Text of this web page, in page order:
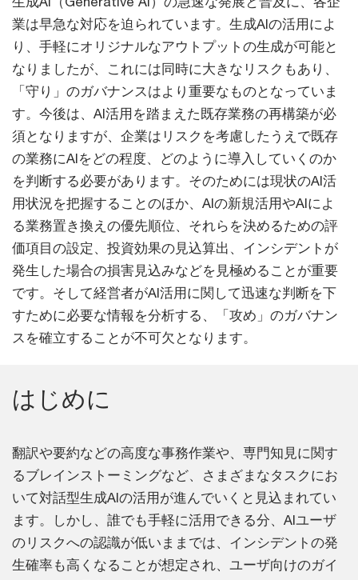
業は早急な対応を迫られています。生成AIの活用によ
り、手軽にオリジナルなアウトプットの生成が可能と
なりましたが、これには同時に大きなリスクもあり、
「守り」のガバナンスはより重要なものとなっていま
す。今後は、AI活用を踏まえた既存業務の再構築が必
須となりますが、企業はリスクを考慮したうえで既存
の業務にAIをどの程度、どのように導入していくのか
を判断する必要があります。そのためには現状のAI活
用状況を把握することのほか、AIの新規活用やAIによ
る業務置き換えの優先順位、それらを決めるための評
価項目の設定、投資効果の見込算出、インシデントが
発生した場合の損害見込みなどを見極めることが重要
です。そして経営者がAI活用に関して迅速な判断を下
すために必要な情報を分析する、「攻め」のガバナン
スを確立することが不可欠となります。
はじめに
翻訳や要約などの高度な事務作業や、専門知見に関す
るブレインストーミングなど、さまざまなタスクにお
いて対話型生成AIの活用が進んでいくと見込まれてい
ます。しかし、誰でも手軽に活用できる分、AIユーザ
のリスクへの認識が低いままでは、インシデントの発
生確率も高くなることが想定され、ユーザ向けのガイ